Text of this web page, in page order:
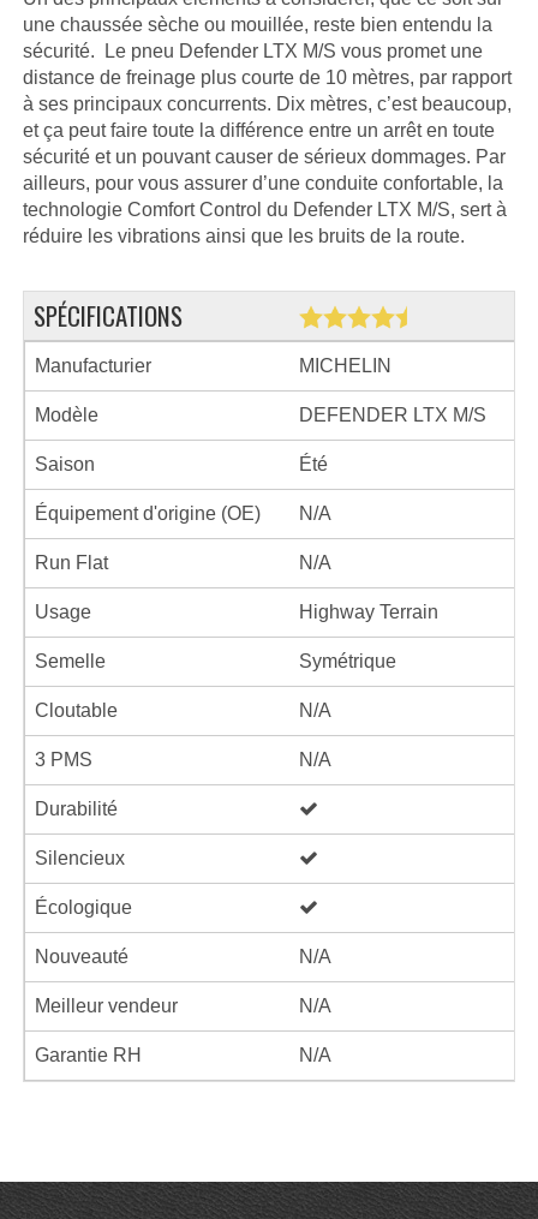
une chaussée sèche ou mouillée, reste bien entendu la
sécurité. Le pneu Defender LTX M/S vous promet une
distance de freinage plus courte de 10 mètres, par rapport
à ses principaux concurrents. Dix mètres, c’est beaucoup,
et ça peut faire toute la différence entre un arrêt en toute
sécurité et un pouvant causer de sérieux dommages. Par
ailleurs, pour vous assurer d’une conduite confortable, la
technologie Comfort Control du Defender LTX M/S, sert à
réduire les vibrations ainsi que les bruits de la route.
SPÉCIFICATIONS
Manufacturier MICHELIN
Modèle DEFENDER LTX M/S
Saison Été
Équipement d'origine (OE) N/A
Run Flat N/A
Usage Highway Terrain
Semelle Symétrique
Cloutable N/A
3 PMS N/A
Durabilité
Silencieux
Écologique
Nouveauté N/A
Meilleur vendeur N/A
Garantie RH N/A